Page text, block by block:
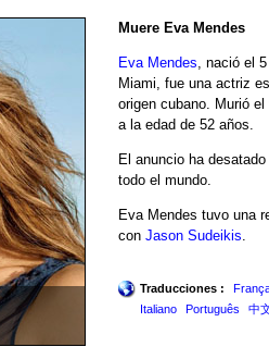
Muere Eva Mendes
Eva Mendes , nació el
Miami, fue una actriz
origen cubano. Murió el
a la edad de 52 años.
El anuncio ha
todo el mundo.
Eva Mendes tuvo una
con Jason Sudeikis
Traducciones :
Italiano
Português 中